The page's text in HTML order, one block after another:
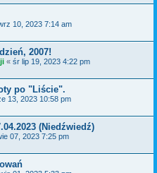
10, 2023 7:14 am
2007!
« śr lip 19, 2023 4:22 pm
po "Liście".
13, 2023 10:58 pm
(Niedźwiedź)
07, 2023 7:25 pm